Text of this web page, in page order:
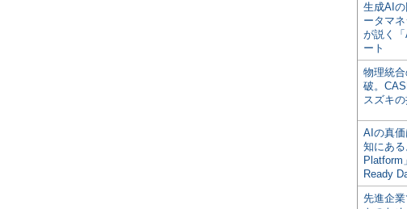
生成AI
ータマ
が説く
ート
物理統
破。
スズキ
AIの真
知にあ
Platform
Ready
先進企